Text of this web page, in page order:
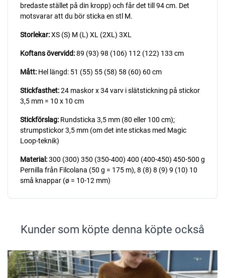
bredaste stället på din kropp) och får det till 94 cm. Det
motsvarar att du bör sticka en stl M.
Storlekar:XS (S) M (L) XL (2XL) 3XL
Koftans övervidd:89 (93) 98 (106) 112 (122) 133 cm
Mått: Hel längd: 51 (55) 55 (58) 58 (60) 60 cm
Stickfasthet:24 maskor x 34 varv i slätstickning på stickor
3,5 mm = 10 x 10 cm
Stickförslag: Rundsticka 3,5 mm (80 eller 100 cm);
strumpstickor 3,5 mm (om det inte stickas med Magic
Loop-teknik)
Material:300 (300) 350 (350-400) 400 (400-450) 450-500 g
Pernilla från Filcolana (50 g = 175 m), 8 (8) 8 (9) 9 (10) 10
små knappar (ø = 10-12 mm)
Kunder som köpte denna köpte också